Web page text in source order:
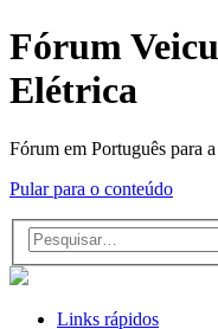
Fórum
Elétrica
Fórum em Português para
Pular para o conteúdo
Links rápidos